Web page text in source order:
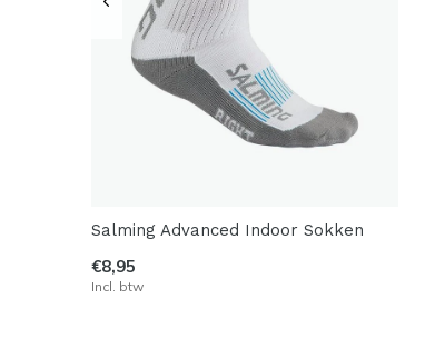
Salming Advanced Indoor Sokken
€8,95
Incl. btw